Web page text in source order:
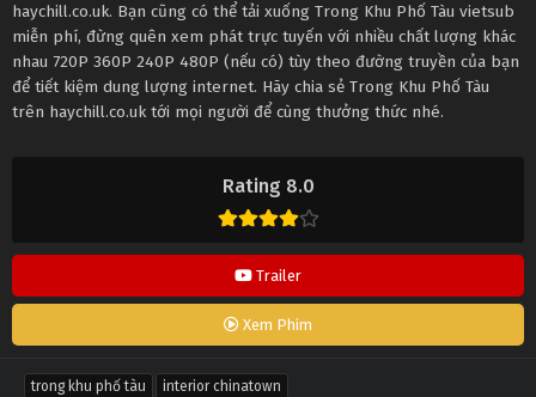
Rating 8.0
Trailer
Xem Phim
haychill.co.uk. Bạn cũng có thể tải xuống Trong Khu Phố Tàu vietsub
miễn phí, đừng quên xem phát trực tuyến với nhiều chất lượng khác
nhau 720P 360P 240P 480P (nếu có) tùy theo đường truyền của bạn
để tiết kiệm dung lượng internet. Hãy chia sẻ Trong Khu Phố Tàu
trên haychill.co.uk tới mọi người để cùng thưởng thức nhé.
trong khu phố tàu interior chinatown